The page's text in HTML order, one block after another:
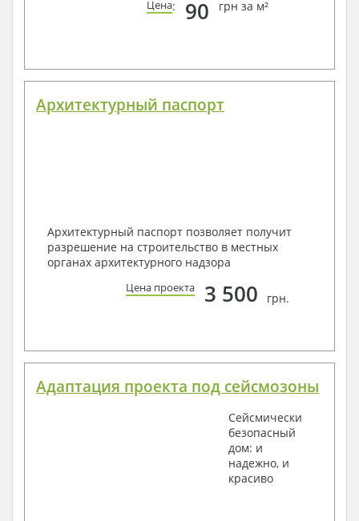
Цена: 90 грн за м²
Архитектурный паспорт
Архитектурный паспорт позволяет получит
разрешение на строительство в местных
органах архитектурного надзора
Цена проекта 3 500 грн.
Адаптация проекта под сейсмозоны
Сейсмически
безопасный
дом: и
надежно, и
красиво